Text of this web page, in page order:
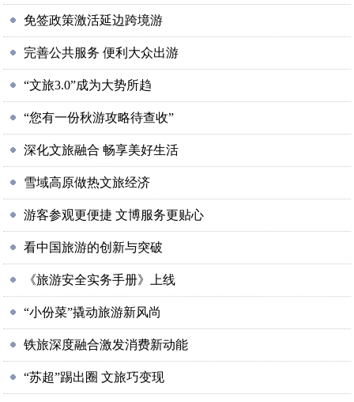
免签政策激活延边跨境游
完善公共服务 便利大众出游
“文旅3.0”成为大势所趋
“您有一份秋游攻略待查收”
深化文旅融合 畅享美好生活
雪域高原做热文旅经济
游客参观更便捷 文博服务更贴心
看中国旅游的创新与突破
《旅游安全实务手册》上线
“小份菜”撬动旅游新风尚
铁旅深度融合激发消费新动能
“苏超”踢出圈 文旅巧变现